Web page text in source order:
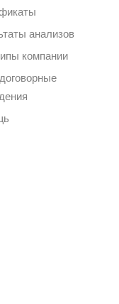
анализов
компании